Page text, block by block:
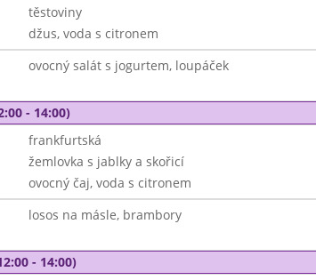
těstoviny
džus, voda s citronem
ovocný salát s jogurtem, loupáček
- 14:00)
frankfurtská
žemlovka s jablky a skořicí
ovocný čaj, voda s citronem
losos na másle, brambory
- 14:00)